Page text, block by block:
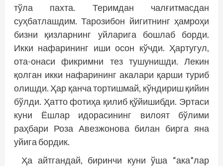
тўла пахта. Теримдан чалғитмасдан
суҳбатлашдим. Тарозибон йигитнинг ҳамроҳи
бизни қизларнинг уйларига бошлаб борди.
Икки нафарининг иши осон кўчди. Ҳартугул,
ота-онаси фикримни тез тушунишди. Лекин
қолган икки нафарининг акалари қарши туриб
олишди. Ҳар қанча тортишмай, кўндириш қийин
бўлди. Ҳатто фотиҳа қилиб қў­йишибди. Эртаси
куни Ёшлар идорасининг вилоят бўлими
раҳбари Роза Авезжонова билан бирга яна
уйига бордик.
Ҳа айтгандай, биринчи куни ўша “ака”лар